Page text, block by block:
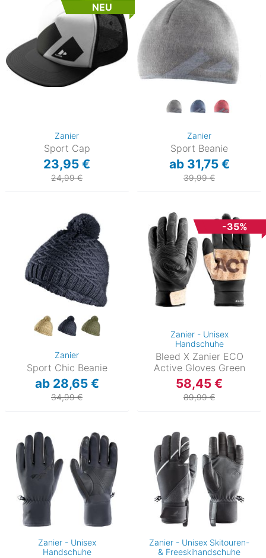
NEU
Zanier
Sport Cap
23,95 €
24,99 €
Zanier
Sport Beanie
ab 31,75 €
39,99 €
Zanier
Sport Chic Beanie
ab 28,65 €
34,99 €
-35%
Zanier - Unisex
Handschuhe
Bleed X Zanier ECO
Active Gloves Green
58,45 €
89,99 €
Zanier - Unisex
Handschuhe
Zanier - Unisex Skitouren-
& Freeskihandschuhe